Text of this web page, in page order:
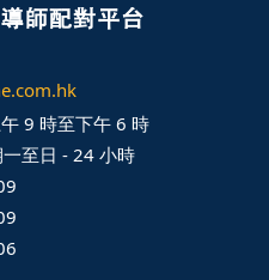
9 時至下午 6 時
至日 - 24 小時